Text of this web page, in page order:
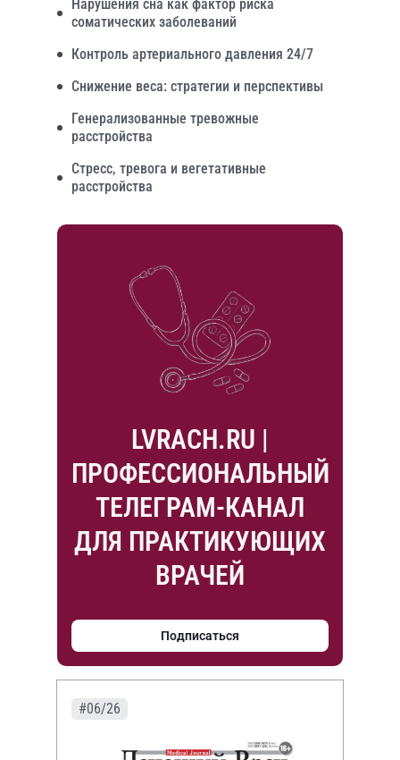
Нарушения сна как фактор риска
соматических заболеваний
Контроль артериального давления 24/7
Снижение веса: стратегии и перспективы
Генерализованные тревожные
расстройства
Стресс, тревога и вегетативные
расстройства
LVRACH.RU |
ПРОФЕССИОНАЛЬНЫЙ
ТЕЛЕГРАМ-КАНАЛ
ДЛЯ ПРАКТИКУЮЩИХ
ВРАЧЕЙ
Подписаться
#06/26